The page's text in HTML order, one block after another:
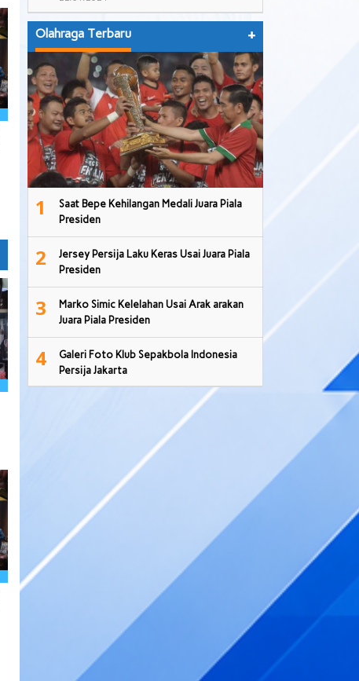
Olahraga Terbaru +
1
Saat Bepe Kehilangan Medali Juara Piala
Presiden
2
Jersey Persija Laku Keras Usai Juara Piala
Presiden
3
Marko Simic Kelelahan Usai Arak arakan
Juara Piala Presiden
4
Galeri Foto Klub Sepakbola Indonesia
Persija Jakarta